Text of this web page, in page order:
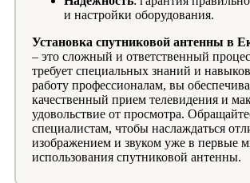
и настройки оборудования.
Установка спутниковой антенны в
– это сложный и ответственный
требует специальных знаний и
работу профессионалам, вы
качественный прием телевидения и
удовольствие от просмотра.
специалистам, чтобы наслаждаться
изображением и звуком уже в первые
использования спутниковой антенны.